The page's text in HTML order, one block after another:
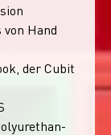
Hand
der Cubit